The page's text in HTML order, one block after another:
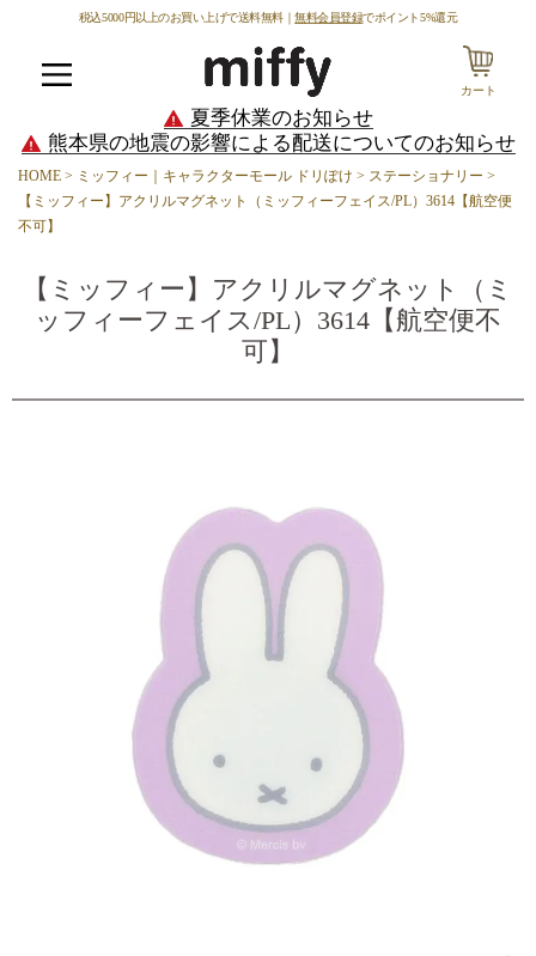
税込5000円以上のお買い上げで送料無料｜無料会員登録でポイント5%還元
カート
夏季休業のお知らせ
熊本県の地震の影響による配送についてのお知らせ
HOME ミッフィー｜キャラクターモール ドリぽけ
ステーショナリー
【ミッフィー】アクリルマグネット（ミッフィーフェイス/PL）3614【航空便
不可】
【ミッフィー】アクリルマグネット（ミ
ッフィーフェイス/PL）3614【航空便不
可】